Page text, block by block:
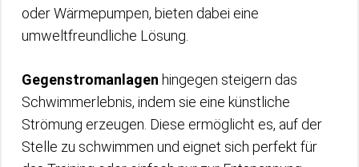
oder Wärmepumpen, bieten dabei eine
umweltfreundliche Lösung.
Gegenstromanlagen hingegen steigern das
Schwimmerlebnis, indem sie eine künstliche
Strömung erzeugen. Diese ermöglicht es, auf der
Stelle zu schwimmen und eignet sich perfekt für